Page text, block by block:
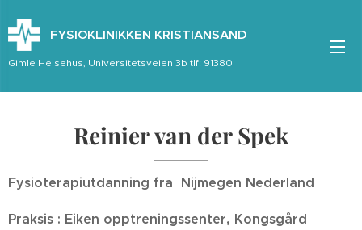
FYSIOKLINIKKEN KRISTIANSAND
Gimle Helsehus, Universitetsveien 3b tlf: 91380
Reinier van der Spek
Fysioterapiutdanning fra Nijmegen Nederland
Praksis : Eiken opptreningssenter, Kongsgård